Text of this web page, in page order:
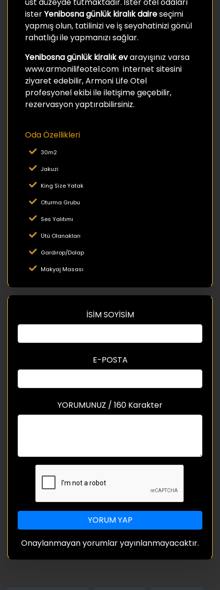
isterYenibosna günlük kiralık daireseçimi
yapmış olun, tatilinizi ve iş seyahatinizi gönül
rahatlığı ile yapmanızı sağlar.
Yenibosna günlük kiralık evarayışınız varsa
www.armonilifeotel.com internet sitesini
ziyaret edebilir, Armoni Life Otel
profesyonel ekibi ile iletişime geçebilir,
rezervasyon yaptırabilirsiniz.
Oda Özellikleri
30m2
Jakuzi
King Size Yatak
Oturma Grubu
Ses Yalıtımı
Ütü Olanakları
Gardırop/Dolap
Makyaj Masası
İSİM SOYİSİM
E-POSTA
YORUMUNUZ / 160 Karakter
YORUM YAP
Onaylanmayan yorumlar yayınlanmayacaktır.